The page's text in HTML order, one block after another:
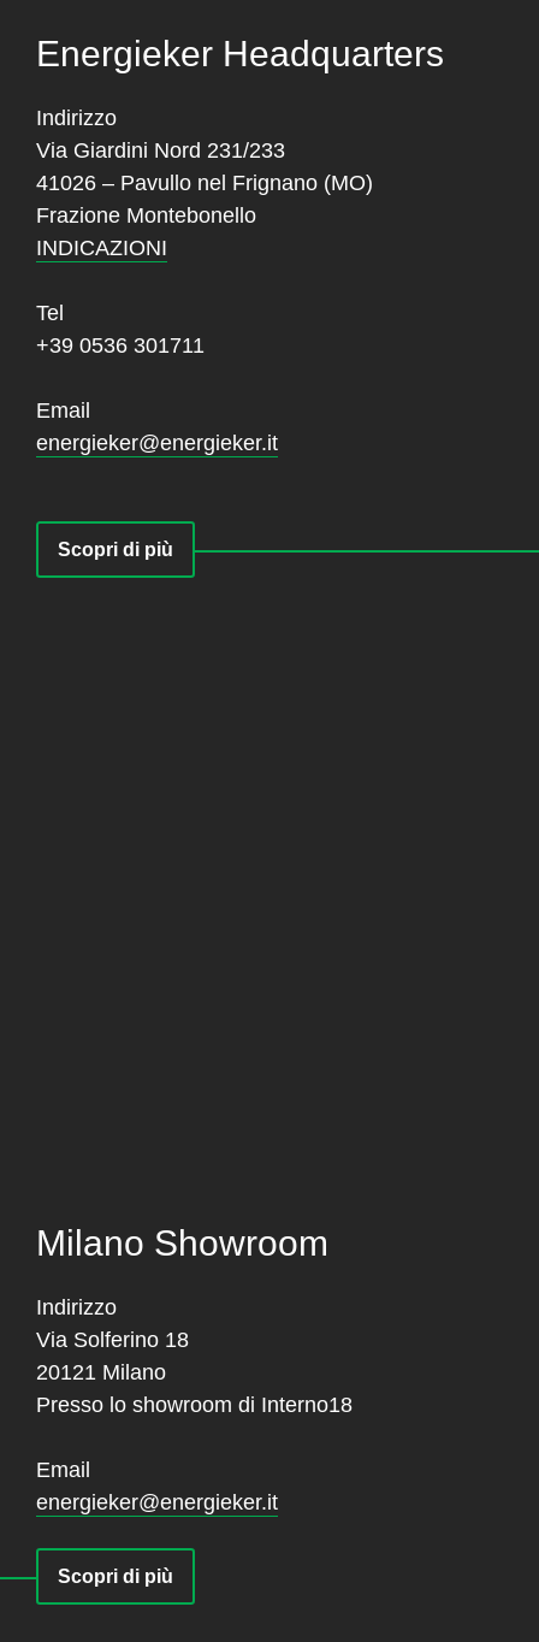
Energieker Headquarters
Indirizzo
Via Giardini Nord 231/233
41026 – Pavullo nel Frignano (MO)
Frazione Montebonello
INDICAZIONI
Tel
+39 0536 301711
Email
energieker@energieker.it
Scopri di più
Milano Showroom
Indirizzo
Via Solferino 18
20121 Milano
Presso lo showroom di Interno18
Email
energieker@energieker.it
Scopri di più